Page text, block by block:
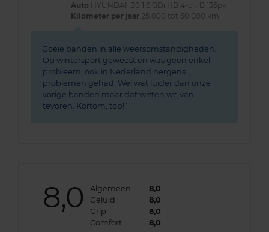
Auto HYUNDAI i30 1.6 GDi HB 4-cil. B 135pk
Kilometer per jaar 25.000 tot 50.000 km
Goeie banden in alle weersomstandigheden.
Op wintersport geweest en was geen enkel
probleem, ook in Nederland nergens
problemen gehad. Wel wat luider dan onze
vorige banden maar dat wisten we van
tevoren. Kortom, top!
8,0 Algemeen
8,0
Geluid
8,0
Grip
8,0
Comfort
8,0